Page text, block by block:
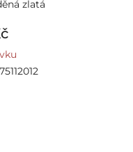
zlatá